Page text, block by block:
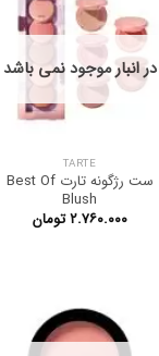
در انبار موجود نمی باشد
TARTE
ست رژگونه تارت Best Of
Blush
۲.۷۶۰.۰۰۰ تومان